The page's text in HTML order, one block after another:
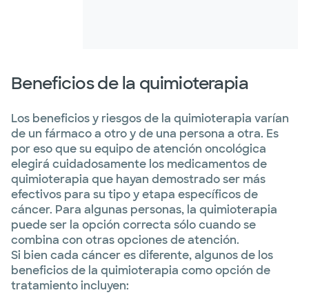
Beneficios de la quimioterapia
Los beneficios y riesgos de la quimioterapia varían
de un fármaco a otro y de una persona a otra. Es
por eso que su equipo de atención oncológica
elegirá cuidadosamente los medicamentos de
quimioterapia que hayan demostrado ser más
efectivos para su tipo y etapa específicos de
cáncer. Para algunas personas, la quimioterapia
puede ser la opción correcta sólo cuando se
combina con otras opciones de atención.
Si bien cada cáncer es diferente, algunos de los
beneficios de la quimioterapia como opción de
tratamiento incluyen: